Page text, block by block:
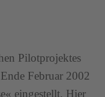
Pilotprojektes
Februar 2002
eingestellt. Hier